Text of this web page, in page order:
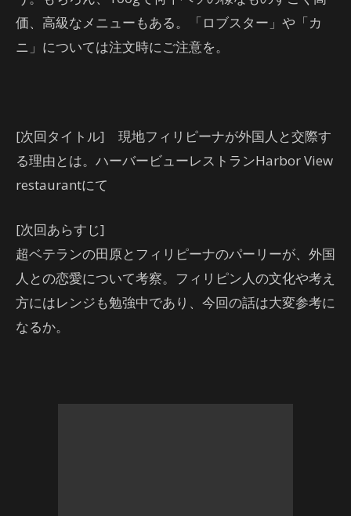
価、高級なメニューもある。「ロブスター」や「カ
ニ」については注文時にご注意を。
[次回タイトル] 現地フィリピーナが外国人と交際す
る理由とは。ハーバービューレストランHarbor View
restaurantにて
[次回あらすじ]
超ベテランの田原とフィリピーナのパーリーが、外国
人との恋愛について考察。フィリピン人の文化や考え
方にはレンジも勉強中であり、今回の話は大変参考に
なるか。